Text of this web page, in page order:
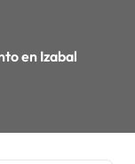
en Izabal